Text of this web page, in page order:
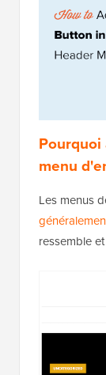
menu
Les menus
ressemble